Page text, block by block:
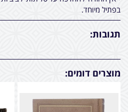
בפתיל מיוחד.
תגובות:
מוצרים דומים: